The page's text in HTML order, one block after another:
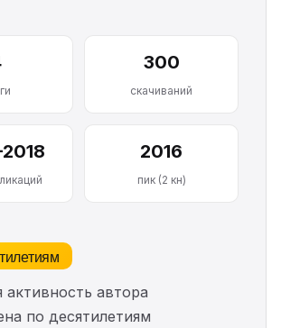
300
скачиваний
2016
пик (2 кн)
активность автора
по десятилетиям